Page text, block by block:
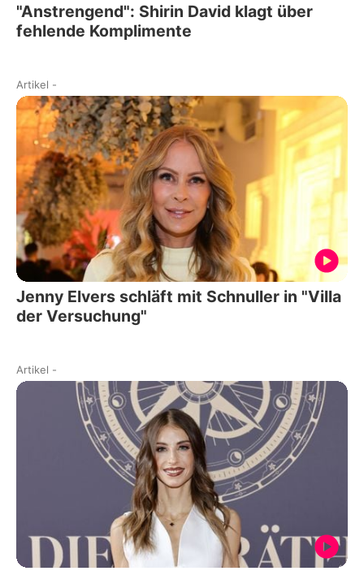
"Anstrengend": Shirin David klagt über
fehlende Komplimente
Artikel -
Jenny Elvers schläft mit Schnuller in "Villa
der Versuchung"
Artikel -